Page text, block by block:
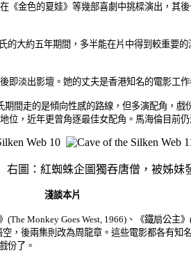
金色的夏娃》等幾部喜劇中挑樑演出，其
大約五年期間，多半能在片中得到較重要
即淡出影壇。她的丈夫是香港知名的電影工作
間走的是傾向性感的路線，但多演配角，
，近年更曾角逐最佳女配角。馬海倫目前仍
圖：紅蜘蛛企圖獨吞唐僧，被姊妹
淺談本片
Goes West, 1966)、《鐵扇公主》
，後兩集則改為周龍章。這些電影都各有
份了。